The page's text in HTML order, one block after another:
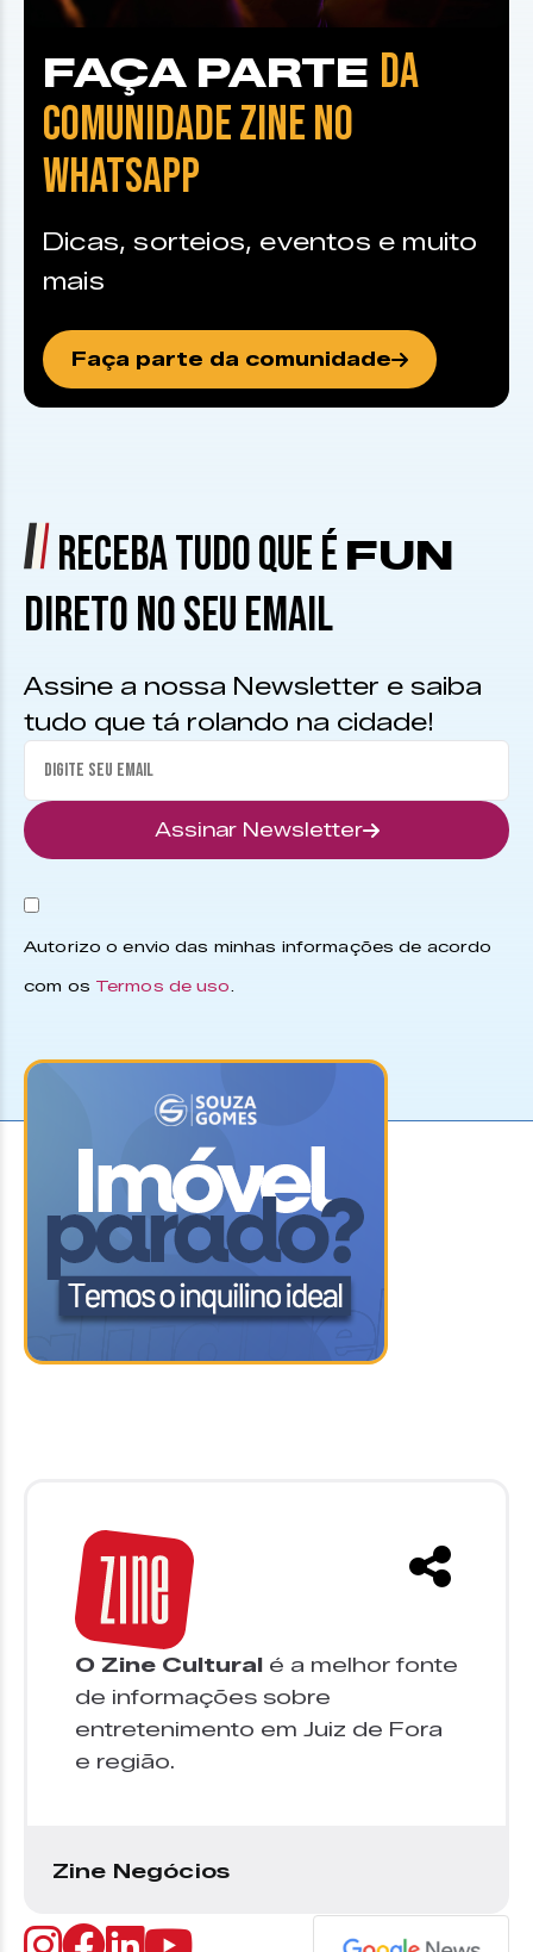
FAÇA PARTE DA
COMUNIDADE ZINE NO
WHATSAPP
Dicas, sorteios, eventos e muito
mais
Faça parte da comunidade
RECEBA TUDO QUE É FUN
DIRETO NO SEU EMAIL
Assine a nossa Newsletter e saiba
tudo que tá rolando na cidade!
Assinar Newsletter
Autorizo o envio das minhas informações de acordo
com os Termos de uso.
O Zine Cultural é a melhor fonte
de informações sobre
entretenimento em Juiz de Fora
e região.
Zine Negócios